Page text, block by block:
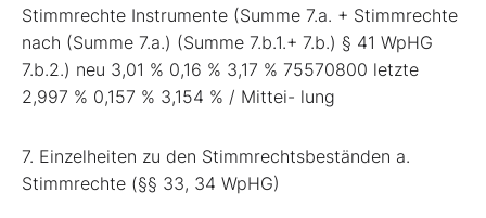
Stimmrechte Instrumente (Summe 7.a. + Stimmrechte
nach (Summe 7.a.) (Summe 7.b.1.+ 7.b.) § 41 WpHG
7.b.2.) neu 3,01 % 0,16 % 3,17 % 75570800 letzte
2,997 % 0,157 % 3,154 % / Mittei- lung
7. Einzelheiten zu den Stimmrechtsbeständen a.
Stimmrechte (§§ 33, 34 WpHG)